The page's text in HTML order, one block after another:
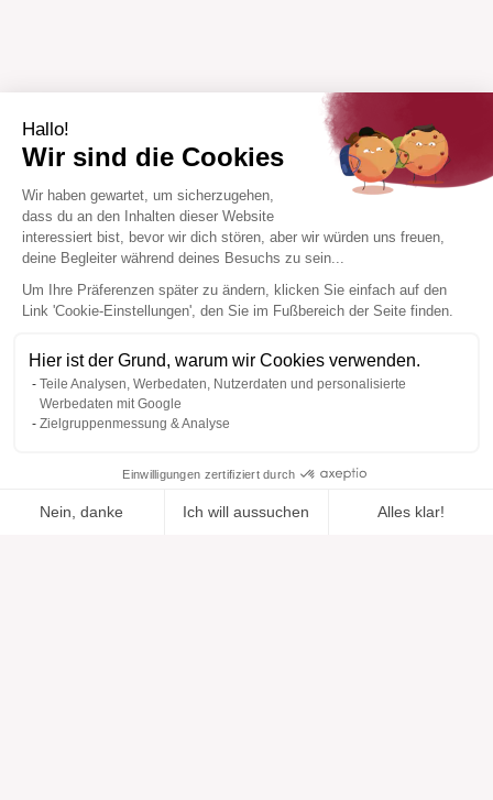
Hallo!
Wir sind die Cookies
Wir haben gewartet, um sicherzugehen,
dass du an den Inhalten dieser Website
interessiert bist, bevor wir dich stören, aber wir würden uns freuen,
deine Begleiter während deines Besuchs zu sein...
Um Ihre Präferenzen später zu ändern, klicken Sie einfach auf den
Link 'Cookie-Einstellungen', den Sie im Fußbereich der Seite finden.
Hier ist der Grund, warum wir Cookies verwenden.
Teile Analysen, Werbedaten, Nutzerdaten und personalisierte
Werbedaten mit Google
Zielgruppenmessung & Analyse
Einwilligungen zertifiziert durch
Nein, danke Ich will aussuchen Alles klar!
Zur Wishlist